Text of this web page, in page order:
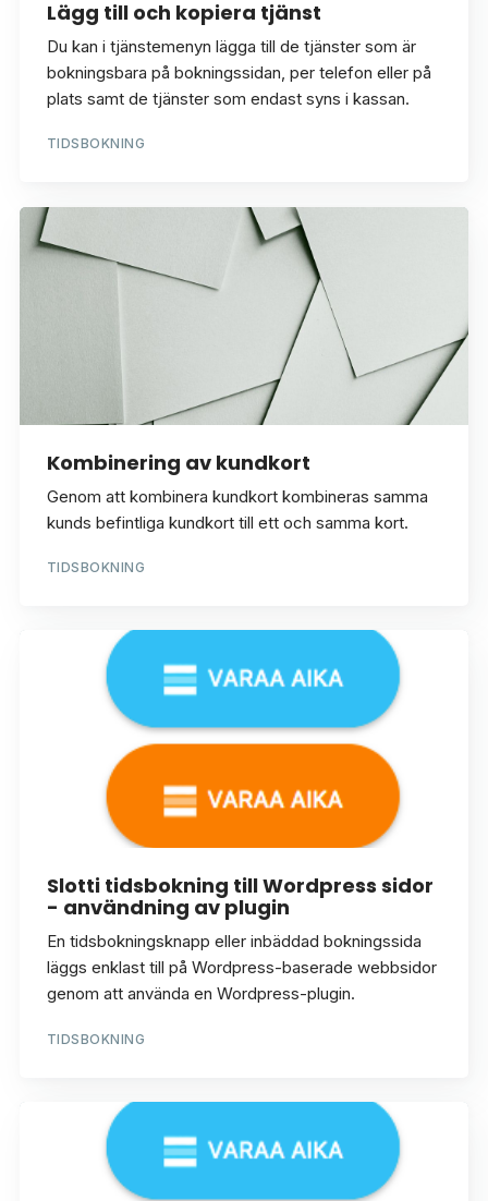
Lägg till och kopiera tjänst
Du kan i tjänstemenyn lägga till de tjänster som är
bokningsbara på bokningssidan, per telefon eller på
plats samt de tjänster som endast syns i kassan.
TIDSBOKNING
Kombinering av kundkort
Genom att kombinera kundkort kombineras samma
kunds befintliga kundkort till ett och samma kort.
TIDSBOKNING
Slotti tidsbokning till Wordpress sidor
- användning av plugin
En tidsbokningsknapp eller inbäddad bokningssida
läggs enklast till på Wordpress-baserade webbsidor
genom att använda en Wordpress-plugin.
TIDSBOKNING